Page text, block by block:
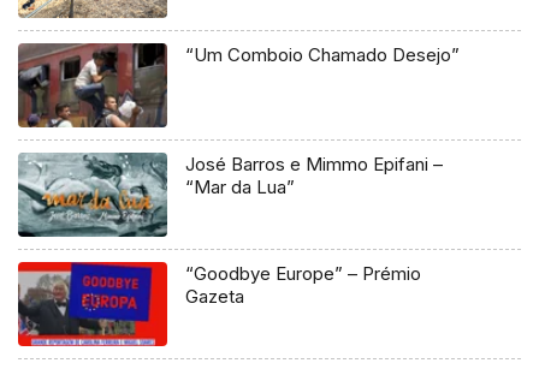
“Um Comboio Chamado Desejo”
José Barros e Mimmo Epifani –
“Mar da Lua”
“Goodbye Europe” – Prémio
Gazeta